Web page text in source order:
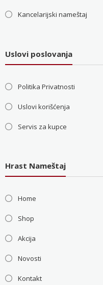
Kancelarijski nameštaj
Uslovi poslovanja
Politika Privatnosti
Uslovi korišćenja
Servis za kupce
Hrast Nameštaj
Home
Shop
Akcija
Novosti
Kontakt